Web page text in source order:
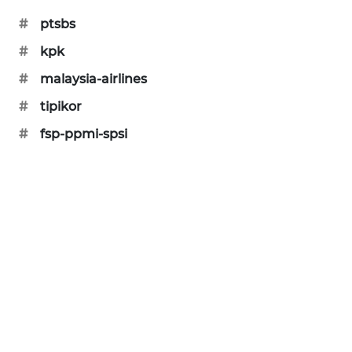
#
ptsbs
#
kpk
#
malaysia-airlines
#
tipikor
#
fsp-ppmi-spsi
MAWAKA
ID
MARTABAT
NET
PLN